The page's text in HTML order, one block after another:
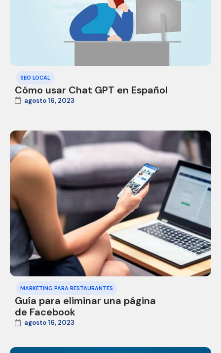
SEO LOCAL
Cómo usar Chat GPT en Español
agosto 16, 2023
MARKETING PARA RESTAURANTES
Guía para eliminar una página
de Facebook
agosto 16, 2023